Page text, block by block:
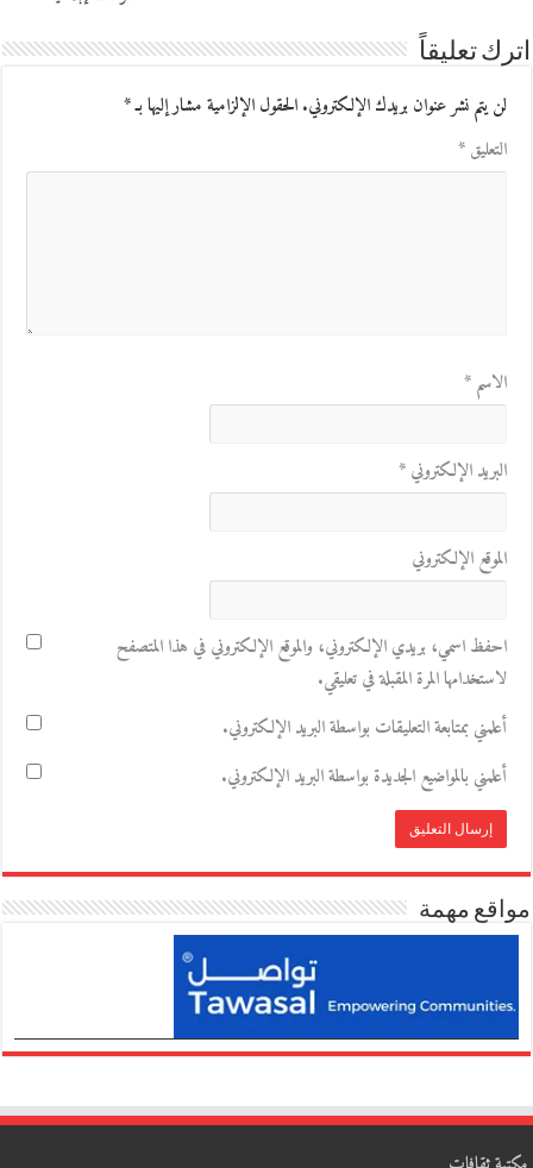
اترك تعليقاً
لن يتم نشر عنوان بريدك الإلكتروني.الحقول الإلزامية مشار إليها بـ*
التعليق*
الاسم*
البريد الإلكتروني*
الموقع الإلكتروني
احفظ اسمي، بريدي الإلكتروني، والموقع الإلكتروني في هذا المتصفح
لاستخدامها المرة المقبلة في تعليقي.
أعلمني بمتابعة التعليقات بواسطة البريد الإلكتروني.
أعلمني بالمواضيع الجديدة بواسطة البريد الإلكتروني.
مواقع مهمة